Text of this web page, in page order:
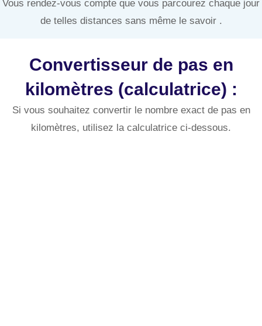
Vous rendez-vous compte que vous parcourez chaque jour
de telles distances sans même le savoir .
Convertisseur de pas en
kilomètres (calculatrice) :
Si vous souhaitez convertir le nombre exact de pas en
kilomètres, utilisez la calculatrice ci-dessous.